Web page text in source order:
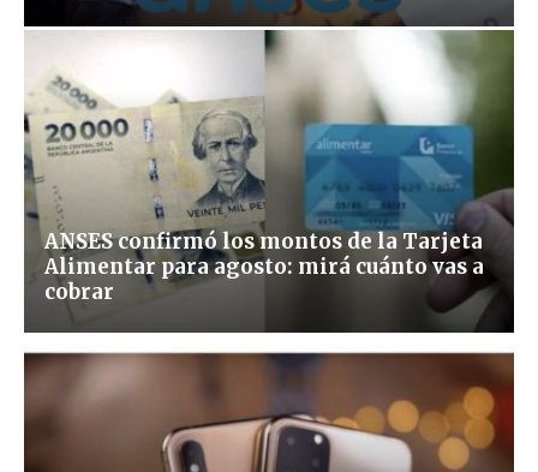
ANSES confirmó los montos de la Tarjeta
Alimentar para agosto: mirá cuánto vas a
cobrar